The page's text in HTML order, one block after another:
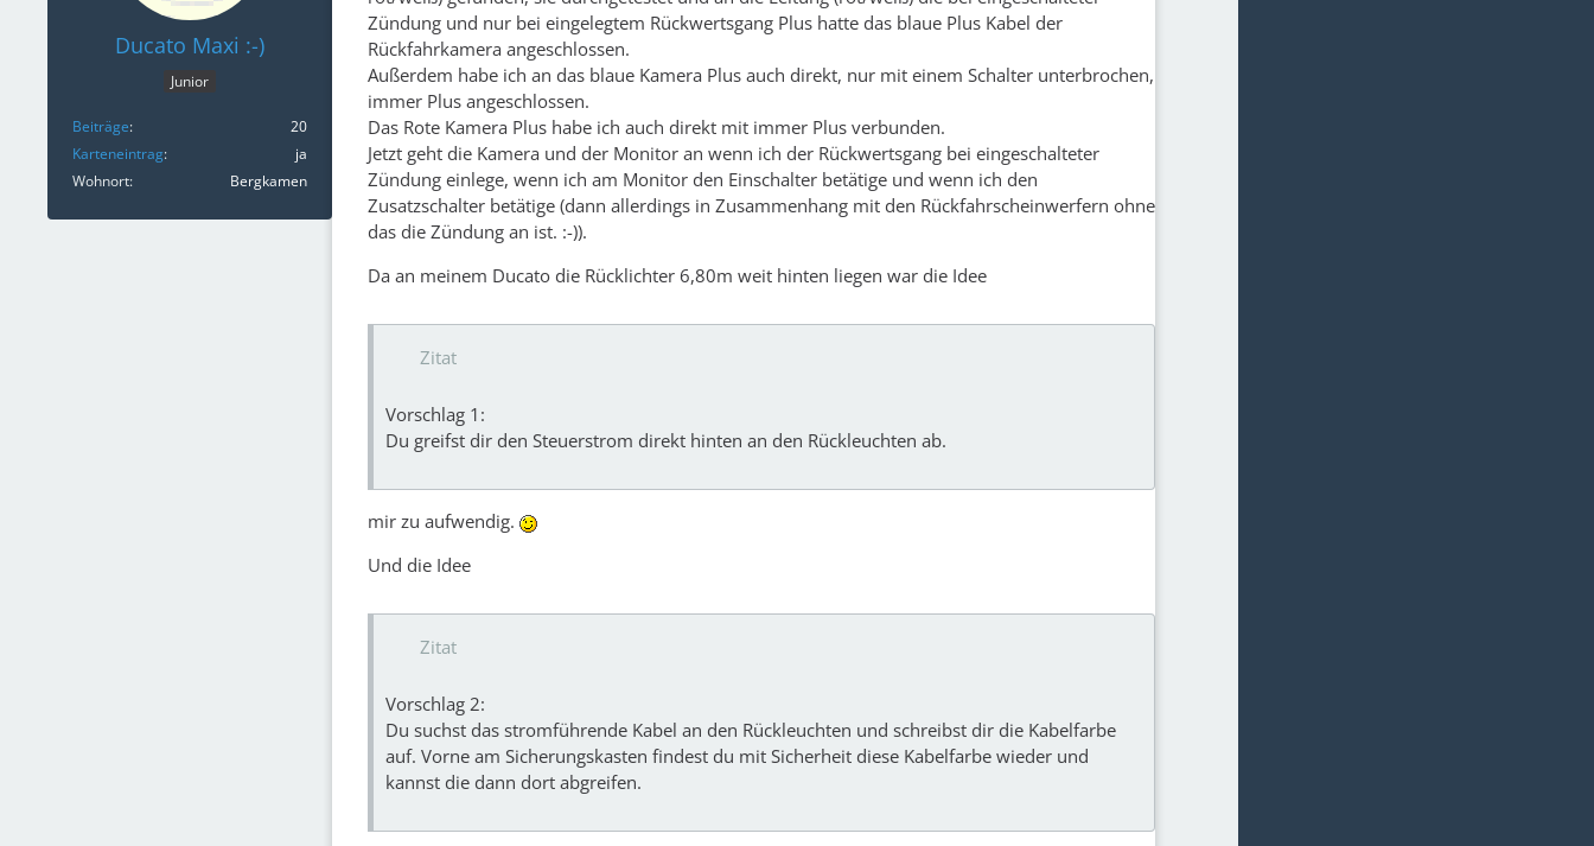
Ducato Maxi :-)
Junior
Beiträge
20
Karteneintrag
ja
Wohnort
Bergkamen
Zündung und nur bei eingelegtem Rückwertsgang Plus hatte das blaue Plus Kabel der
Rückfahrkamera angeschlossen.
Außerdem habe ich an das blaue Kamera Plus auch direkt, nur mit einem Schalter unterbrochen,
immer Plus angeschlossen.
Das Rote Kamera Plus habe ich auch direkt mit immer Plus verbunden.
Jetzt geht die Kamera und der Monitor an wenn ich der Rückwertsgang bei eingeschalteter
Zündung einlege, wenn ich am Monitor den Einschalter betätige und wenn ich den
Zusatzschalter betätige (dann allerdings in Zusammenhang mit den Rückfahrscheinwerfern ohne
das die Zündung an ist. :-)).
Da an meinem Ducato die Rücklichter 6,80m weit hinten liegen war die Idee
Zitat
Vorschlag 1:
Du greifst dir den Steuerstrom direkt hinten an den Rückleuchten ab.
mir zu aufwendig.
Und die Idee
Zitat
Vorschlag 2:
Du suchst das stromführende Kabel an den Rückleuchten und schreibst dir die Kabelfarbe
auf. Vorne am Sicherungskasten findest du mit Sicherheit diese Kabelfarbe wieder und
kannst die dann dort abgreifen.